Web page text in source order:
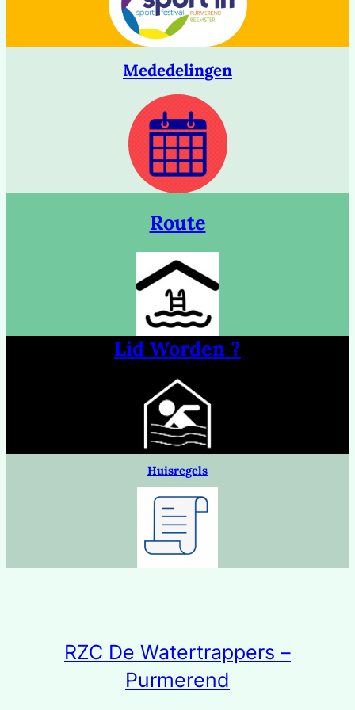
Mededelingen
Route
Lid Worden ?
Huisregels
RZC De Watertrappers –
Purmerend